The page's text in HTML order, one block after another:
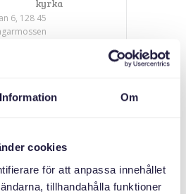
Information Om
cookies
för att anpassa innehållet
tillhandahålla funktioner
kyrka
6, 128 45
کنند
سازمان دهنده